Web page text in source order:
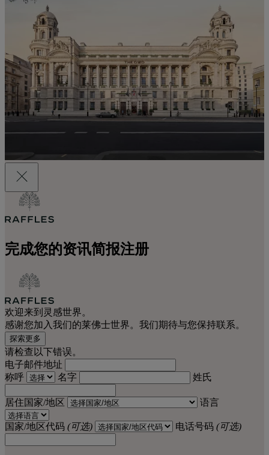
完成您的资讯简报注册
欢迎来到灵感世界。
感谢您加入我们的莱佛士世界。我们期待与您保持联系。
探索更多
请检查以下错误。
电子邮件地址
称呼
名字 姓氏
居住国家/地区 语言
国家/地区代码 (可选) 电话号码 (可选)